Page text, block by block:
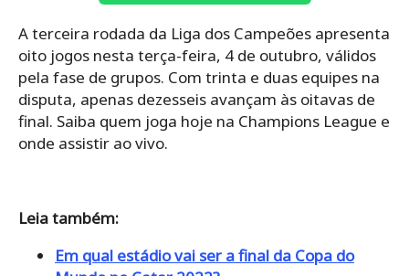
A terceira rodada da Liga dos Campeões apresenta
oito jogos nesta terça-feira, 4 de outubro, válidos
pela fase de grupos. Com trinta e duas equipes na
disputa, apenas dezesseis avançam às oitavas de
final. Saiba quem joga hoje na Champions League e
onde assistir ao vivo.
Leia também:
Em qual estádio vai ser a final da Copa do